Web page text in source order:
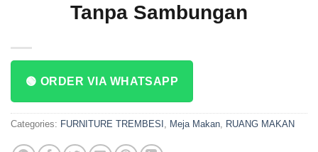
Tanpa Sambungan
🟢 ORDER VIA WHATSAPP
Categories: FURNITURE TREMBESI , Meja Makan, RUANG MAKAN